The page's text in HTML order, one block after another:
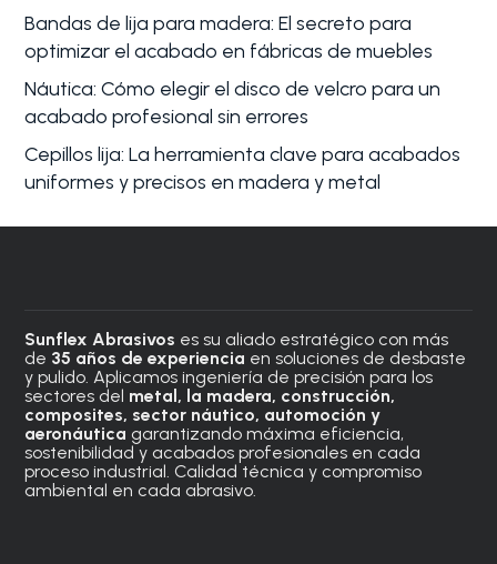
Bandas de lija para madera: El secreto para
optimizar el acabado en fábricas de muebles
Náutica: Cómo elegir el disco de velcro para un
acabado profesional sin errores
Cepillos lija: La herramienta clave para acabados
uniformes y precisos en madera y metal
Sunflex Abrasivos es su aliado estratégico con más
de 35 años de experiencia en soluciones de desbaste
y pulido. Aplicamos ingeniería de precisión para los
sectores del metal, la madera, construcción,
composites, sector náutico, automoción y
aeronáutica garantizando máxima eficiencia,
sostenibilidad y acabados profesionales en cada
proceso industrial. Calidad técnica y compromiso
ambiental en cada abrasivo.